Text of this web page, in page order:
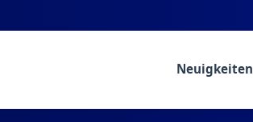
Neuigkeiten